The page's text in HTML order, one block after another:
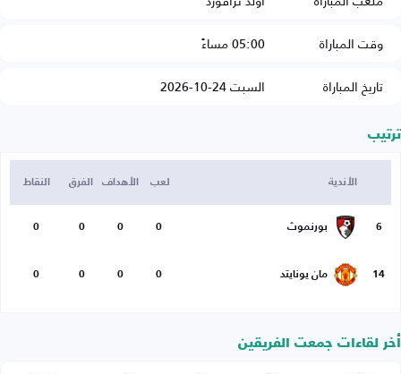
وقت المباراة
05:00 مساءً
تاريخ المباراة
السبت 24-10-2026
ترتيب
الأندية لعب الأهداف الفرق النقاط
6 بورنموث 0
0
0
0
14 مان يونايتد 0
0
0
0
أخر لقاءات جمعت الفريقين